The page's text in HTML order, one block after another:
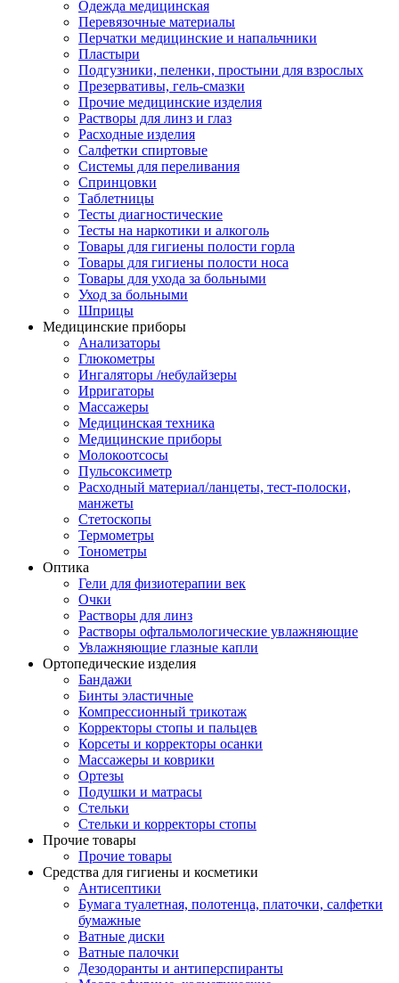
Одежда медицинская
Перевязочные материалы
Перчатки медицинские и напальчники
Пластыри
Подгузники, пеленки, простыни для взрослых
Презервативы, гель-смазки
Прочие медицинские изделия
Растворы для линз и глаз
Расходные изделия
Салфетки спиртовые
Системы для переливания
Спринцовки
Таблетницы
Тесты диагностические
Тесты на наркотики и алкоголь
Товары для гигиены полости горла
Товары для гигиены полости носа
Товары для ухода за больными
Уход за больными
Шприцы
Медицинские приборы
Анализаторы
Глюкометры
Ингаляторы /небулайзеры
Ирригаторы
Массажеры
Медицинская техника
Медицинские приборы
Молокоотсосы
Пульсоксиметр
Расходный материал/ланцеты, тест-полоски,
манжеты
Стетоскопы
Термометры
Тонометры
Оптика
Гели для физиотерапии век
Очки
Растворы для линз
Растворы офтальмологические увлажняющие
Увлажняющие глазные капли
Ортопедические изделия
Бандажи
Бинты эластичные
Компрессионный трикотаж
Корректоры стопы и пальцев
Корсеты и корректоры осанки
Массажеры и коврики
Ортезы
Подушки и матрасы
Стельки
Стельки и корректоры стопы
Прочие товары
Прочие товары
Средства для гигиены и косметики
Антисептики
Бумага туалетная, полотенца, платочки, салфетки
бумажные
Ватные диски
Ватные палочки
Дезодоранты и антиперспиранты